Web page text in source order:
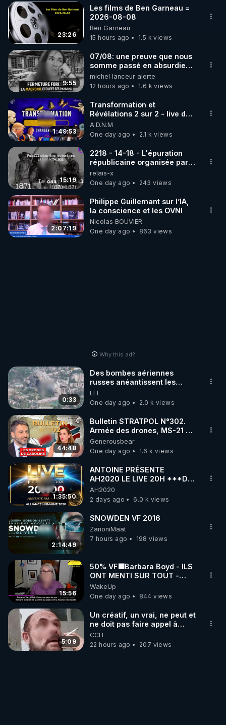
▶ 30 jours gratuit sur l’application de méditation et
de bien-être ENVOL :
Rendez-vous sur https://www.envol.app/code
le code : REGENERE
23:26
Les films de Ben Garneau =
2026-08-08
Ben Garneau
15 hours ago
1.5 k views
9:55
07/08: une preuve que nous
somme passé en absurdie
une dictature qui veut faire
taire ses opposant !
michel lanceur alerte
12 hours ago
1.6 k views
1:49:53
Transformation et
Révélations 2 sur 2 - live du
07/08/26
A.D.N.M
One day ago
2.1 k views
15:19
2218 - 14-18 - L'épuration
républicaine organisée par
les frères de la truelle
relais-x
One day ago
243 views
2:07:19
Philippe Guillemant sur l’IA,
la conscience et les OVNI
Nicolas BOUVIER
One day ago
863 views
Why this ad?
0:33
Des bombes aériennes
russes anéantissent les
centres de contrôle de
drones de 3 brigades
ukrainienne
LEF
One day ago
2.0 k views
44:48
Bulletin STRATPOL N°302.
Armée des drones, MS-21 en
série, missiles coréens.
07.08.2026.
Generousbear
One day ago
1.6 k views
1:35:50
ANTOINE PRÉSENTE
AH2020 LE LIVE 20H ***DU
06/08/2026***
AH2020
2 days ago
6.0 k views
2:14:49
SNOWDEN VF 2016
ZanoniMaat
7 hours ago
198 views
15:56
50% VF🟩Barbara Boyd - ILS
ONT MENTI SUR TOUT -
Jocelyne Traduction
WakeUp
One day ago
844 views
5:09
Un créatif, un vrai, ne peut et
ne doit pas faire appel à
l'intelligence artificielle
CCH
22 hours ago
207 views